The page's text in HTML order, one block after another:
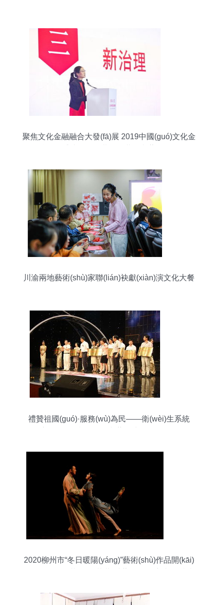
聚焦文化金融融合大發(fā)展 2019中國(guó)文化金
川渝兩地藝術(shù)家聯(lián)袂獻(xiàn)演文化大餐
禮贊祖國(guó)·服務(wù)為民——衛(wèi)生系統
2020柳州市“冬日暖陽(yáng)”藝術(shù)作品開(kāi)